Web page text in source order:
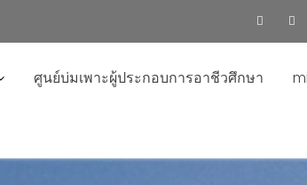
ศูนย์บ่มเพาะผู้ประกอบการอาชีวศึกษา